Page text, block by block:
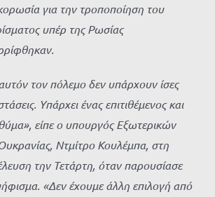
για την τροποποίηση του
υπέρ της Ρωσίας
τον πόλεμο δεν υπάρχουν ίσες
Υπάρχει ένας επιτιθέμενος και
είπε ο υπουργός Εξωτερικών
Ντμίτρο Κουλέμπα, στη
την Τετάρτη, όταν παρουσίασε
«Δεν έχουμε άλλη επιλογή από